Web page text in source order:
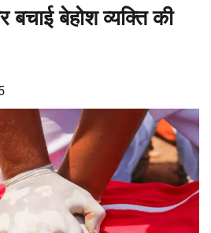
बेहोश व्यक्ति की